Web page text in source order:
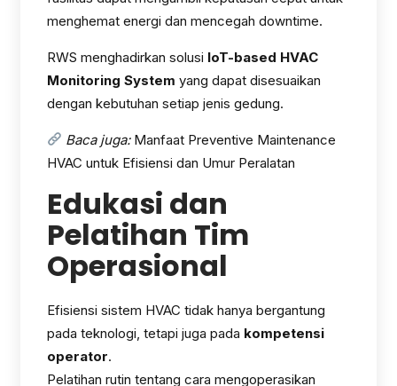
menghemat energi dan mencegah downtime.
RWS menghadirkan solusi IoT-based HVAC
Monitoring System yang dapat disesuaikan
dengan kebutuhan setiap jenis gedung.
Baca juga:Manfaat Preventive Maintenance
HVAC untuk Efisiensi dan Umur Peralatan
Edukasi dan
Pelatihan Tim
Operasional
Efisiensi sistem HVAC tidak hanya bergantung
pada teknologi, tetapi juga pada kompetensi
operator.
Pelatihan rutin tentang cara mengoperasikan